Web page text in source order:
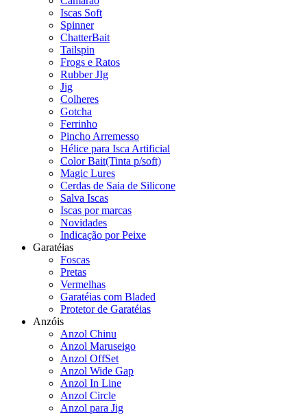
Iscas Soft
Spinner
ChatterBait
Tailspin
Frogs e Ratos
Rubber JIg
Jig
Colheres
Gotcha
Ferrinho
Pincho Arremesso
Hélice para Isca Artificial
Color Bait(Tinta p/soft)
Magic Lures
Cerdas de Saia de Silicone
Salva Iscas
Iscas por marcas
Novidades
Indicação por Peixe
Garatéias
Foscas
Pretas
Vermelhas
Garatéias com Bladed
Protetor de Garatéias
Anzóis
Anzol Chinu
Anzol Maruseigo
Anzol OffSet
Anzol Wide Gap
Anzol In Line
Anzol Circle
Anzol para Jig